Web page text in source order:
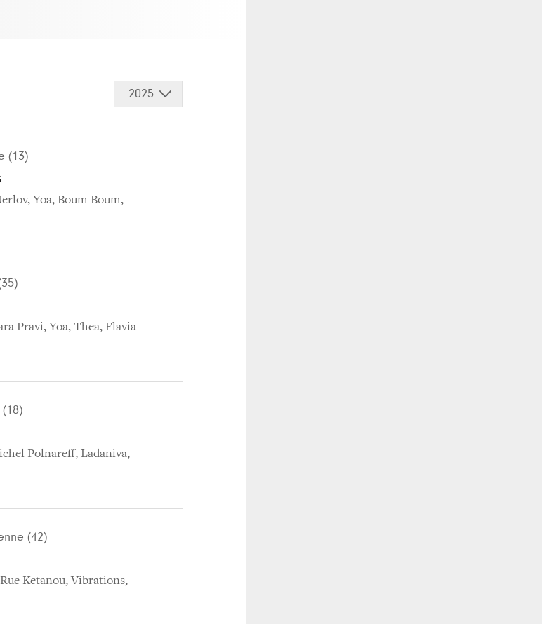
2025
(13)
, Yoa, Boum Boum,
Pravi, Yoa, Thea, Flavia
(18)
Polnareff, Ladaniva,
(42)
Ketanou,Vibrations,